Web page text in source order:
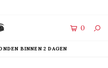
0
BINNEN 2 DAGEN